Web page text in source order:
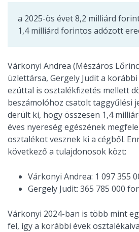
a 2025-ös évet 8,2 milliárd
1,4 milliárd forintos adózott
Várkonyi Andrea (Mészáros
üzlettársa, Gergely Judit a
ezúttal is osztalékfizetés mellett
beszámolóhoz csatolt taggyűlési
derült ki, hogy összesen 1,4
éves nyereség egészének
osztalékot vesznek ki a cégből.
következő a tulajdonosok közt:
Várkonyi Andrea: 1 097 355
Gergely Judit: 365 785 000
Várkonyi 2024-ban is több mint
fel, így a korábbi évek